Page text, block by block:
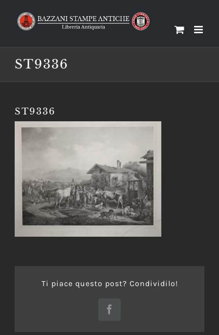
ST9336
ST9336
Ti piace questo post? Condividilo!
Facebook